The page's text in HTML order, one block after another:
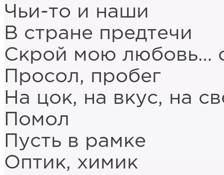
Чьи-то и наши
В стране предтечи
Скрой мою любовь…
Просол, пробег
На цок, на вкус, на
Помол
Пусть в рамке
Оптик, химик